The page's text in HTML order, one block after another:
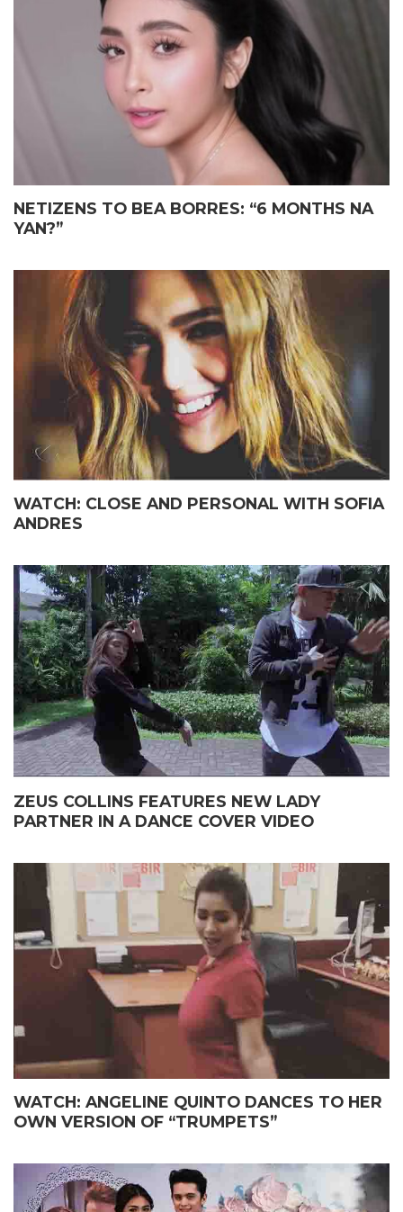
ELIAS MAY FATHER’S DAY
GIFT KAY JOHN LLOYD CRUZ
SA ISANG EMOSYONAL NA
JOHN LLOYD CRUZ
MAGIGING ‘KAPUSO’ NA NGA
BA?
NETIZENS TO BEA BORRES: “6 MONTHS NA
YAN?”
WATCH: CLOSE AND PERSONAL WITH SOFIA
ANDRES
ZEUS COLLINS FEATURES NEW LADY
PARTNER IN A DANCE COVER VIDEO
WATCH: ANGELINE QUINTO DANCES TO HER
OWN VERSION OF “TRUMPETS”